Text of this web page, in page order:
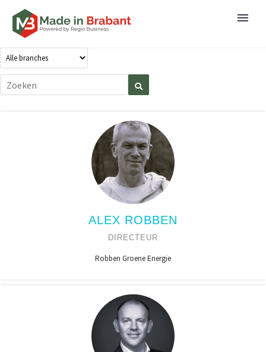
ALEX ROBBEN
DIRECTEUR
Robben Groene Energie